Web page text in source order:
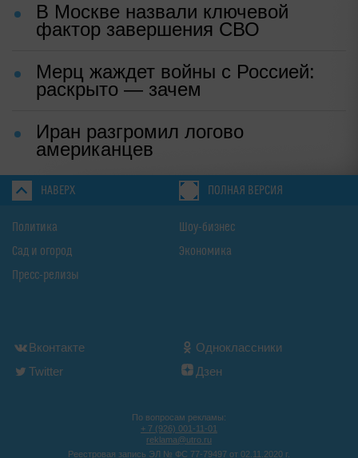
В Москве назвали ключевой
фактор завершения СВО
Мерц жаждет войны с Россией:
раскрыто — зачем
Иран разгромил логово
американцев
НАВЕРХ ПОЛНАЯ ВЕРСИЯ
Политика
Сад и огород
Пресс-релизы
Шоу-бизнес
Экономика
Вконтакте
Одноклассники
Twitter
Дзен
По вопросам рекламы:
+ 7 (926) 001-11-01
reklama@utro.ru
Реестровая запись ЭЛ № ФС 77-79497 от 02.11.2020 г.